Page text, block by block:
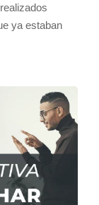
ya estaban